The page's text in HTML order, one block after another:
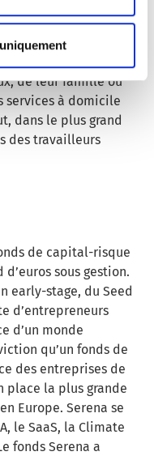
sportif : plus de
mettent à
Leur mission
s’accorder un peu
de leur famille ou
services à domicile
dans le plus grand
des travailleurs
de capital-risque
sous gestion.
early-stage, du Seed
d’entrepreneurs
d’un monde
qu’un fonds de
des entreprises de
place la plus grande
Europe. Serena se
le SaaS, la Climate
fonds Serena a